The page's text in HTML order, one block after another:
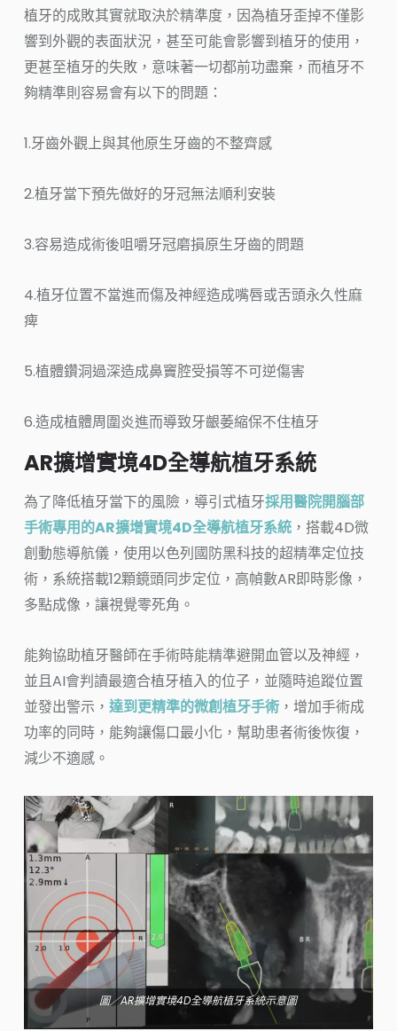
植牙的成敗其實就取決於精準度，因為植牙歪掉不僅影
響到外觀的表面狀況，甚至可能會影響到植牙的使用，
更甚至植牙的失敗，意味著一切都前功盡棄，而植牙不
夠精準則容易會有以下的問題：
1.牙齒外觀上與其他原生牙齒的不整齊感
2.植牙當下預先做好的牙冠無法順利安裝
3.容易造成術後咀嚼牙冠磨損原生牙齒的問題
4.植牙位置不當進而傷及神經造成嘴唇或舌頭永久性麻
痺
5.植體鑽洞過深造成鼻竇腔受損等不可逆傷害
6.造成植體周圍炎進而導致牙齦萎縮保不住植牙
AR擴增實境4D全導航植牙系統
為了降低植牙當下的風險，導引式植牙採用醫院開腦部
手術專用的AR擴增實境4D全導航植牙系統，搭載4D微
創動態導航儀，使用以色列國防黑科技的超精準定位技
術，系統搭載12顆鏡頭同步定位，高幀數AR即時影像，
多點成像，讓視覺零死角。
能夠協助植牙醫師在手術時能精準避開血管以及神經，
並且AI會判讀最適合植牙植入的位子，並隨時追蹤位置
並發出警示， 達到更精準的微創植牙手術，增加手術成
功率的同時，能夠讓傷口最小化，幫助患者術後恢復，
減少不適感。
圖／AR擴增實境4D全導航植牙系統示意圖